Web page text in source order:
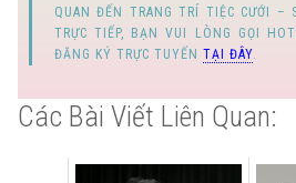
QUAN ĐẾN TRANG TRÍ TIỆC CƯỚI –
TRỰC TIẾP, BẠN VUI LÒNG GỌI
ĐĂNG KÝ TRỰC TUYẾN TẠI ĐÂY.
Các Bài Viết Liên Quan: